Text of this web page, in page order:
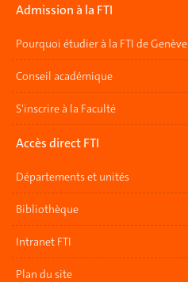
Admission à la FTI
Pourquoi étudier à la FTI de Genève
Conseil académique
S'inscrire à la Faculté
Accès direct FTI
Départements et unités
Bibliothèque
Intranet FTI
Plan du site